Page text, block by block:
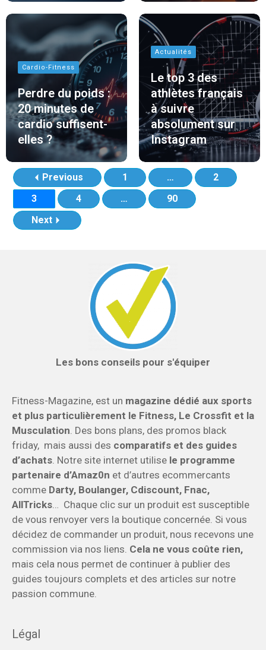
Cardio-Fitness
Perdre du poids :
20 minutes de
cardio suffisent-
elles ?
Actualités
Le top 3 des
athlètes français
à suivre
absolument sur
Instagram
Previous 1 …
2
3
4 …
90
Next
Les bons conseils pour s'équiper
Fitness-Magazine, est un magazine dédié aux sports
et plus particulièrement le Fitness, Le Crossfit et la
Musculation. Des bons plans, des promos black
friday, mais aussi des comparatifs et des guides
d’achats. Notre site internet utilise le programme
partenaire d’Amaz0n et d’autres ecommercants
comme Darty, Boulanger, Cdiscount, Fnac,
AllTricks… Chaque clic sur un produit est susceptible
de vous renvoyer vers la boutique concernée. Si vous
décidez de commander un produit, nous recevons une
commission via nos liens. Cela ne vous coûte rien,
mais cela nous permet de continuer à publier des
guides toujours complets et des articles sur notre
passion commune.
Légal